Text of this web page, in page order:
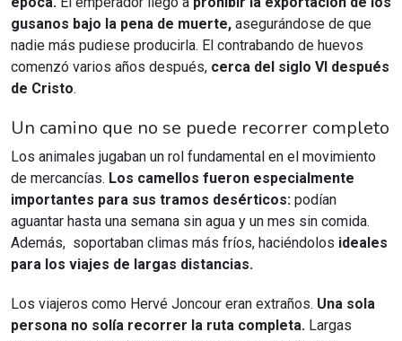
gusanos bajo la pena de muerte, asegurándose de que
nadie más pudiese producirla. El contrabando de huevos
comenzó varios años después, cerca del siglo VI después
de Cristo.
Un camino que no se puede recorrer completo
Los animales jugaban un rol fundamental en el movimiento
de mercancías. Los camellos fueron especialmente
importantes para sus tramos desérticos: podían
aguantar hasta una semana sin agua y un mes sin comida.
Además, soportaban climas más fríos, haciéndolos ideales
para los viajes de largas distancias.
Los viajeros como Hervé Joncour eran extraños. Una sola
persona no solía recorrer la ruta completa. Largas